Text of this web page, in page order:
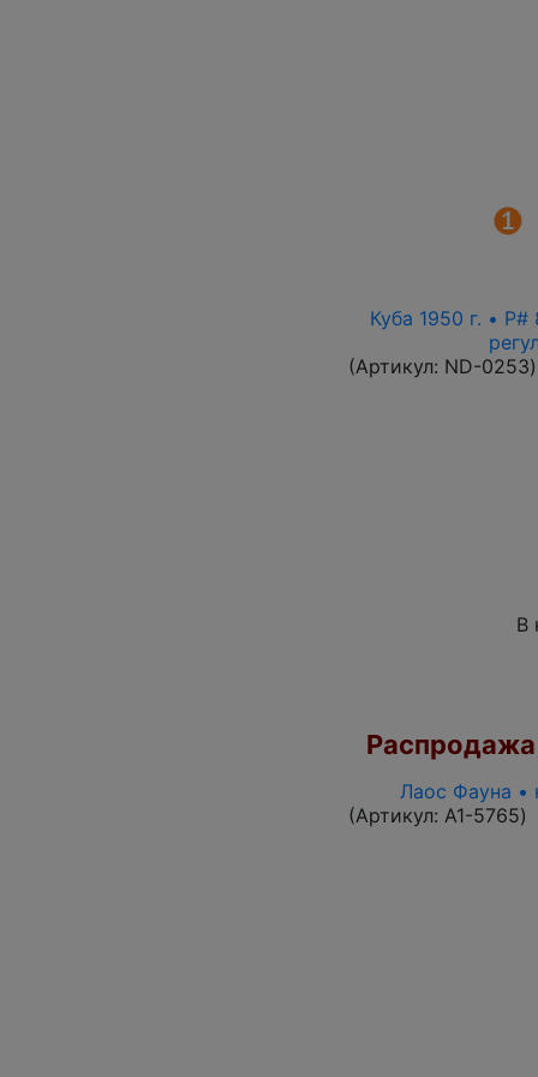
Куба 1950 г. •
(Артикул: ND-0253)
В
Распродажа
Лаос Фауна •
(Артикул: A1-5765)